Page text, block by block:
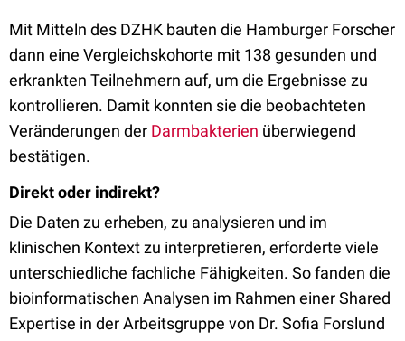
Mit Mitteln des DZHK bauten die Hamburger Forscher
dann eine Vergleichskohorte mit 138 gesunden und
erkrankten Teilnehmern auf, um die Ergebnisse zu
kontrollieren. Damit konnten sie die beobachteten
Veränderungen der Darmbakterien überwiegend
bestätigen.
Direkt oder indirekt?
Die Daten zu erheben, zu analysieren und im
klinischen Kontext zu interpretieren, erforderte viele
unterschiedliche fachliche Fähigkeiten. So fanden die
bioinformatischen Analysen im Rahmen einer Shared
Expertise in der Arbeitsgruppe von Dr. Sofia Forslund